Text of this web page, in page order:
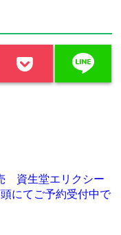
line
資生堂エリクシー
にてご予約受付中で